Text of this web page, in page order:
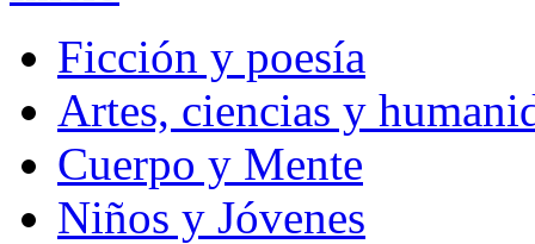
Ficción y poesía
Artes, ciencias y
Cuerpo y Mente
Niños y Jóvenes